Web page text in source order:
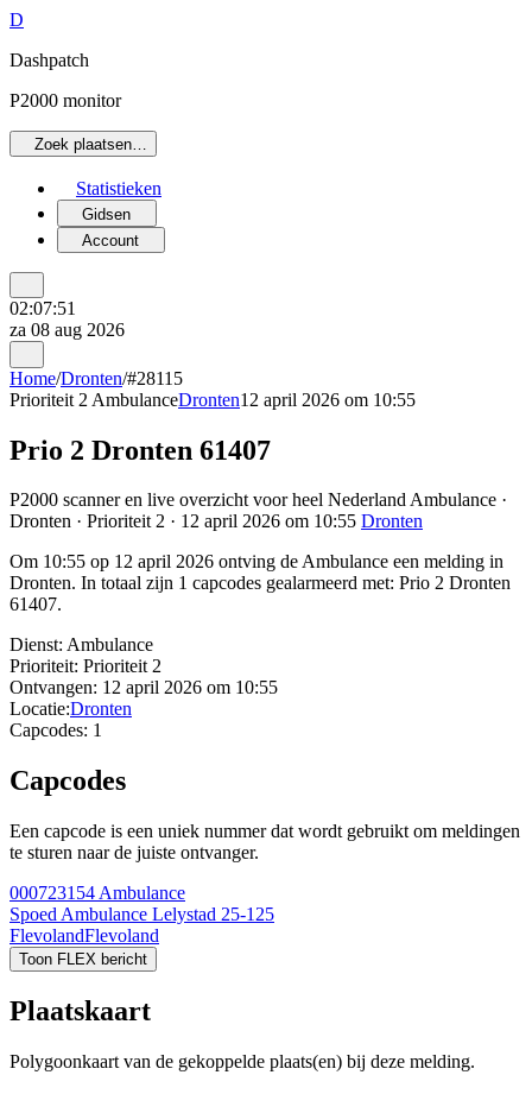
D
Dashpatch
P2000 monitor
Zoek plaatsen…
Statistieken
Gidsen
Account
02:07:51
za 08 aug 2026
Home/Dronten/#28115
Prioriteit 2 AmbulanceDronten12 april 2026 om 10:55
Prio 2 Dronten 61407
P2000 scanner en live overzicht voor heel Nederland Ambulance ·
Dronten · Prioriteit 2 · 12 april 2026 om 10:55 Dronten
Om 10:55 op 12 april 2026 ontving de Ambulance een melding in
Dronten. In totaal zijn 1 capcodes gealarmeerd met: Prio 2 Dronten
61407.
Dienst: Ambulance
Prioriteit: Prioriteit 2
Ontvangen: 12 april 2026 om 10:55
Locatie:Dronten
Capcodes: 1
Capcodes
Een capcode is een uniek nummer dat wordt gebruikt om meldingen
te sturen naar de juiste ontvanger.
000723154 Ambulance
Spoed Ambulance Lelystad 25-125
FlevolandFlevoland
Toon FLEX bericht
Plaatskaart
Polygoonkaart van de gekoppelde plaats(en) bij deze melding.